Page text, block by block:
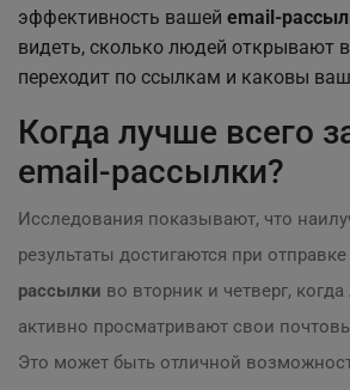
эффективность вашей email-
видеть, сколько людей открывают
переходит по ссылкам и каковы
Когда лучше всего
email-рассылки?
Исследования показывают, что
результаты достигаются при отправке
рассылки во вторник и четверг,
активно просматривают свои
Это может быть отличной